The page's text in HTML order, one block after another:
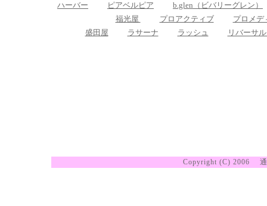
ハーバー
ピアベルピア
b.glen（ビバリーグレン）
福光屋
プロアクティブ
プロメデ
盛田屋
ラサーナ ラッシュ リバーサ
Copyright (C) 2006